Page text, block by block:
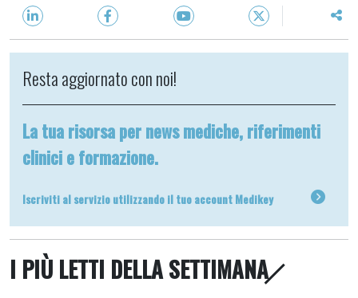
Resta aggiornato con noi!
La tua risorsa per news mediche, riferimenti
clinici e formazione.
Iscriviti al servizio utilizzando il tuo account Medikey
I PIÙ LETTI DELLA SETTIMANA